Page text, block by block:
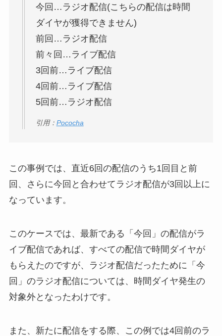
今回…ラジオ配信(こちらの配信は時間
ダイヤが獲得できません)
前回…ラジオ配信
前々回…ライブ配信
3回前…ライブ配信
4回前…ライブ配信
5回前…ラジオ配信
引用： Pococha
この事例では、直近6回の配信のうち1回目と前
回、さらに今回と合わせてラジオ配信が3回以上に
なっています。
このケースでは、最新である「今回」の配信がラ
イブ配信であれば、すべての配信で時間ダイヤが
もらえたのですが、ラジオ配信だったために「今
回」のラジオ配信については、時間ダイヤ発生の
対象外となったわけです。
また、新たに配信をする際、この例では4回前のラ